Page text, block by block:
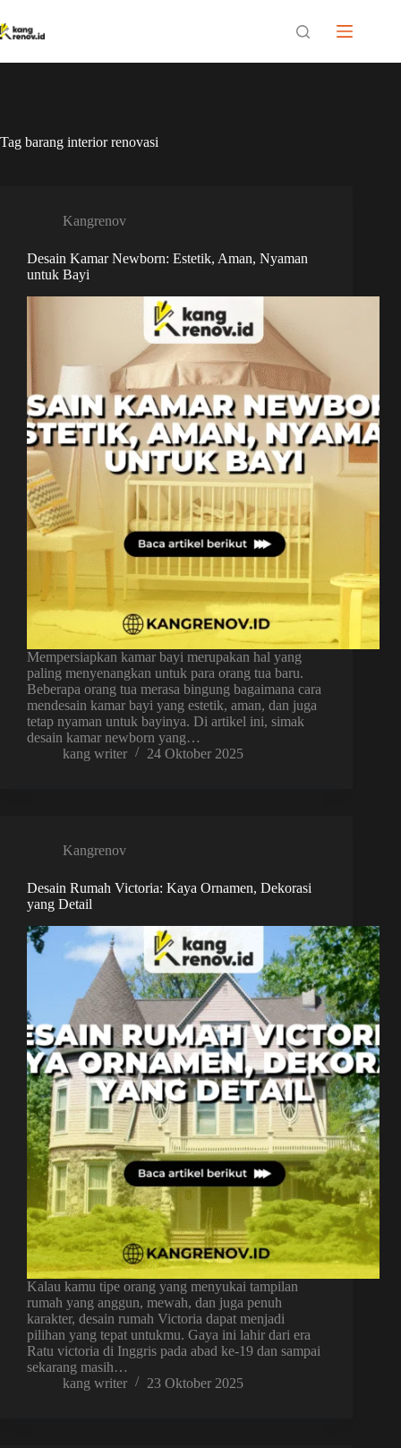
to
content
Tag barang interior renovasi
Kangrenov
Desain Kamar Newborn: Estetik, Aman, Nyaman
untuk Bayi
Mempersiapkan kamar bayi merupakan hal yang
paling menyenangkan untuk para orang tua baru.
Beberapa orang tua merasa bingung bagaimana cara
mendesain kamar bayi yang estetik, aman, dan juga
tetap nyaman untuk bayinya. Di artikel ini, simak
desain kamar newborn yang…
kang writer
24 Oktober 2025
Kangrenov
Desain Rumah Victoria: Kaya Ornamen, Dekorasi
yang Detail
Kalau kamu tipe orang yang menyukai tampilan
rumah yang anggun, mewah, dan juga penuh
karakter, desain rumah Victoria dapat menjadi
pilihan yang tepat untukmu. Gaya ini lahir dari era
Ratu victoria di Inggris pada abad ke-19 dan sampai
sekarang masih…
kang writer
23 Oktober 2025